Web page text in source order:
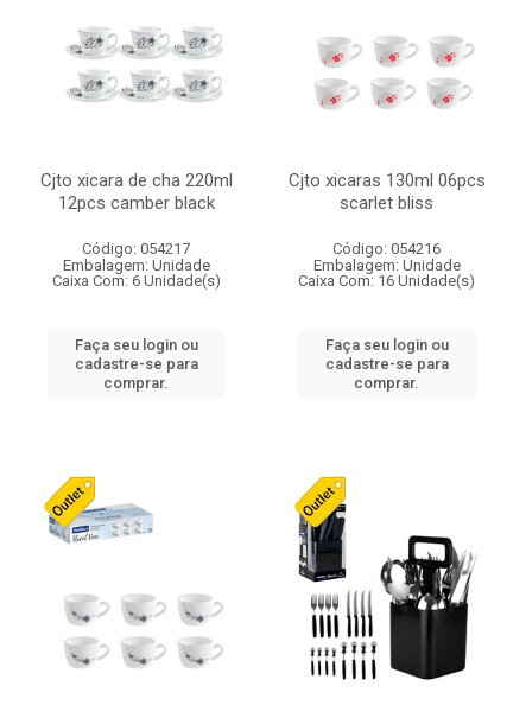
Cjto xicara de cha 220ml
12pcs camber black
Código: 054217
Embalagem: Unidade
Caixa Com: 6 Unidade(s)
Faça seu login ou
cadastre-se para
comprar.
Cjto xicaras 130ml 06pcs
scarlet bliss
Código: 054216
Embalagem: Unidade
Caixa Com: 16 Unidade(s)
Faça seu login ou
cadastre-se para
comprar.